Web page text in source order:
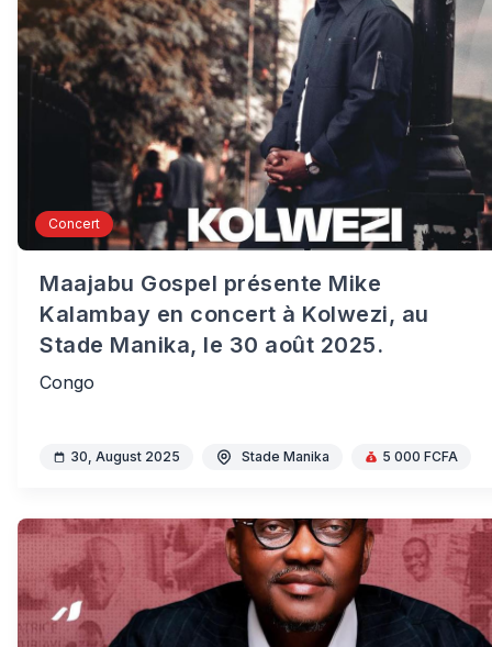
Concert
Maajabu Gospel présente Mike
Kalambay en concert à Kolwezi, au
Stade Manika, le 30 août 2025.
Congo
30, August 2025 Stade Manika 5 000 FCFA